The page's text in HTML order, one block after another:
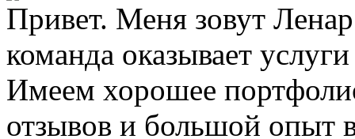
Привет. Меня зовут
команда оказывает
Имеем хорошее
отзывов и большой опыт